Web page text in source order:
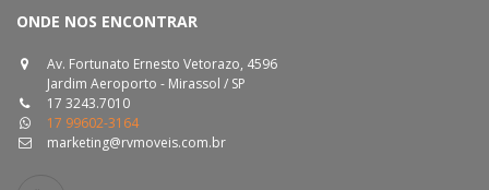
ONDE NOS ENCONTRAR
Av. Fortunato Ernesto Vetorazo, 4596
Jardim Aeroporto - Mirassol / SP
17 3243.7010
17 99602-3164
marketing@rvmoveis.com.br